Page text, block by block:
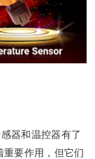
器和温控器有了
要作用，但它们